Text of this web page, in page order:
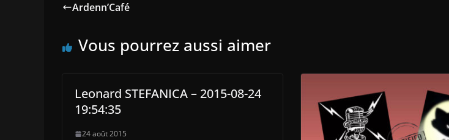
Ardenn’Café
Vous pourrez aussi aimer
Leonard STEFANICA – 2015-08-24
19:54:35
24 août 2015